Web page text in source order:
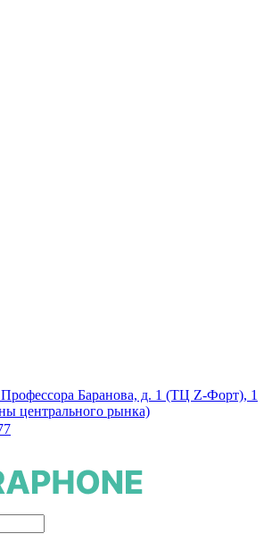
Баранова, д. 1 (ТЦ Z-Форт), 1
центрального рынка)